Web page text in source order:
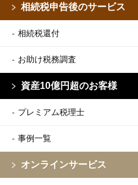
相続税申告後のサービス
相続税還付
お助け税務調査
資産10億円超のお客様
プレミアム税理士
事例一覧
オンラインサービス